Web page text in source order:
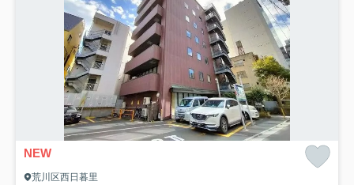
NEW
荒川区西日暮里